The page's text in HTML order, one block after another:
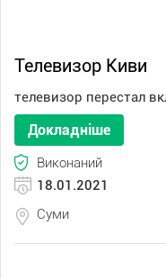
Телевизор Киви
телевизор перестал
Докладніше
Виконаний
18.01.2021
Суми